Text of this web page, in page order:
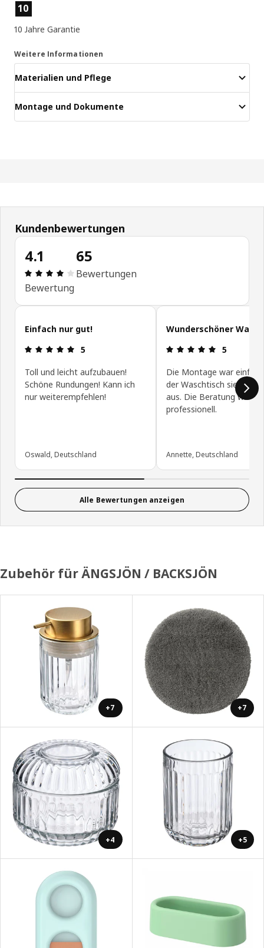
Produktmerkmale
10
10 Jahre Garantie
Weitere Informationen
Materialien und Pflege
Montage und Dokumente
Kundenbewertungen
4.1
Bewertung: 4.1 von 5 Sterne Alle Bewertungen:
Bewertung
65
Bewertungen
Kundenbewertungen überspringen
Einfach nur gut!
Bewertung: 5 von 5 Sterne
5
Toll und leicht aufzubauen!
Schöne Rundungen! Kann ich
nur weiterempfehlen!
Oswald, Deutschland
Wunderschöner
5
Die Montage war
der Waschtisch sieht
aus. Die Beratung war
professionell.
Annette, Deutschland
Alle Bewertungen anzeigen
Zubehör für ÄNGSJÖN / BACKSJÖN
+7 +7
+4 +5